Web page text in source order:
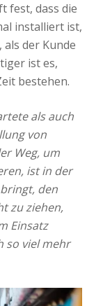
fest, dass die
installiert ist,
der Kunde
ist es,
bestehen.
als auch
von
Weg, um
ist in der
den
zu ziehen,
Einsatz
so viel mehr